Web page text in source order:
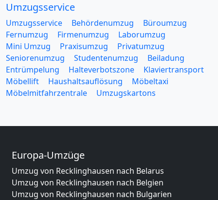
Umzugsservice
Umzugsservice Behördenumzug
Büroumzug
Fernumzug
Firmenumzug
Laborumzug
Mini Umzug
Praxisumzug
Privatumzug
Seniorenumzug
Studentenumzug
Beiladung
Entrümpelung
Halteverbotszone
Klaviertransport
Möbellift
Haushaltsauflösung
Möbeltaxi
Möbelmitfahrzentrale
Umzugskartons
Europa-Umzüge
Umzug von Recklinghausen nach Belarus
Umzug von Recklinghausen nach Belgien
Umzug von Recklinghausen nach Bulgarien